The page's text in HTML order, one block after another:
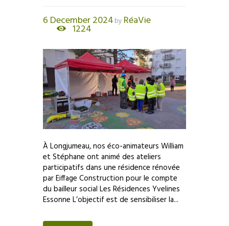
6 December 2024by RéaVie
1224
À Longjumeau, nos éco-animateurs William
et Stéphane ont animé des ateliers
participatifs dans une résidence rénovée
par Eiffage Construction pour le compte
du bailleur social Les Résidences Yvelines
Essonne L’objectif est de sensibiliser la...